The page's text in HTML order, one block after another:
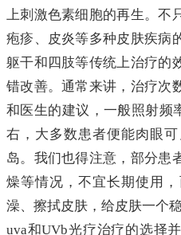
上刺激色素细胞的再生。不
疱疹、皮炎等多种皮肤疾病
躯干和四肢等传统上治疗的
错改善。通常来讲，治疗次
和医生的建议，一般照射频
右，大多数患者便能肉眼
岛。我们也得注意，部分患
燥等情况，不宜长期使用
澡、擦拭皮肤，给皮肤一个
uva和UVb光疗治疗的选择